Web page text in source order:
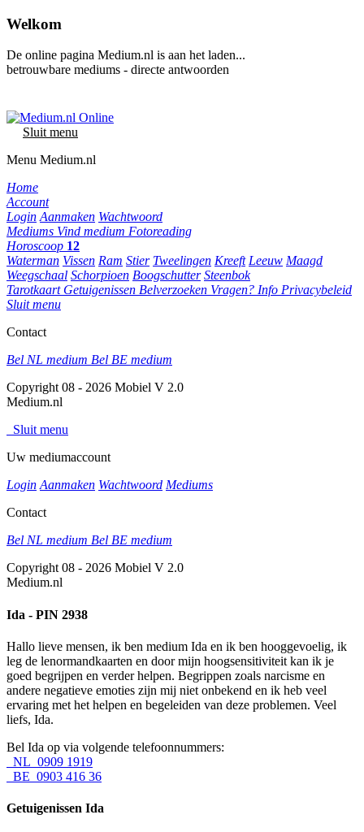
Welkom
De online pagina Medium.nl is aan het laden...
betrouwbare mediums - directe antwoorden
Sluit menu
Menu Medium.nl
Home
Account
Login Aanmaken Wachtwoord
Mediums Vind medium Fotoreading
Horoscoop 12
Waterman Vissen Ram Stier Tweelingen Kreeft Leeuw Maagd
Weegschaal Schorpioen Boogschutter Steenbok
Tarotkaart Getuigenissen Belverzoeken Vragen? Info Privacybeleid
Sluit menu
Contact
Bel NL medium Bel BE medium
Copyright 08 - 2026 Mobiel V 2.0
Medium.nl
Sluit menu
Uw mediumaccount
Login Aanmaken Wachtwoord Mediums
Contact
Bel NL medium Bel BE medium
Copyright 08 - 2026 Mobiel V 2.0
Medium.nl
Ida - PIN 2938
Hallo lieve mensen, ik ben medium Ida en ik ben hooggevoelig, ik
leg de lenormandkaarten en door mijn hoogsensitiviteit kan ik je
goed begrijpen en verder helpen. Begrippen zoals narcisme en
andere negatieve emoties zijn mij niet onbekend en ik heb veel
ervaring met het helpen en begeleiden van deze problemen. Veel
liefs, Ida.
Bel Ida op via volgende telefoonnummers:
NL 0909 1919
BE 0903 416 36
Getuigenissen Ida